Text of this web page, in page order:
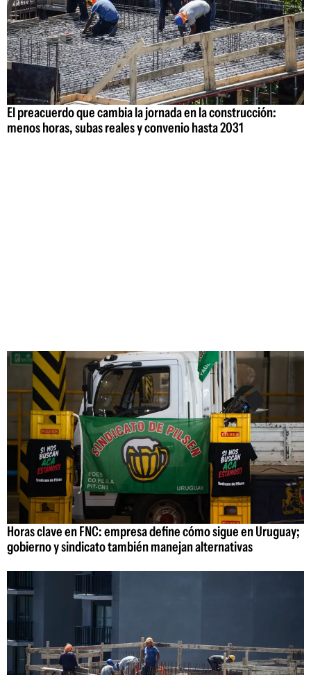
El preacuerdo que cambia la jornada en la construcción:
menos horas, subas reales y convenio hasta 2031
Horas clave en FNC: empresa define cómo sigue en Uruguay;
gobierno y sindicato también manejan alternativas